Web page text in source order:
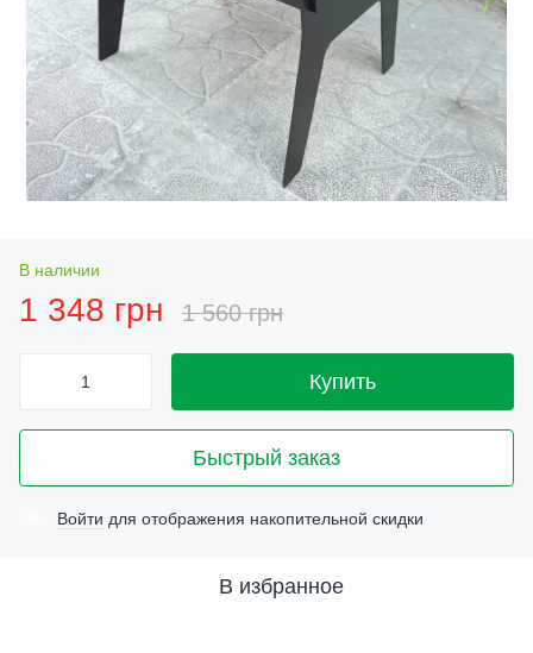
В наличии
1 348 грн 1 560 грн
Купить
Быстрый заказ
Войти для отображения накопительной скидки
В избранное